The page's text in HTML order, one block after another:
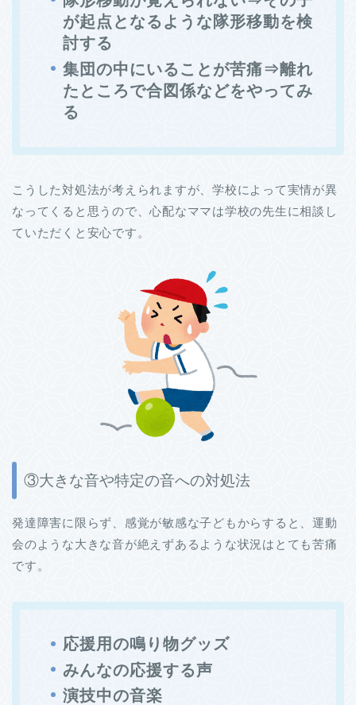
が起点となるような隊形移動を検
討する
集団の中にいることが苦痛⇒離れ
たところで合図係などをやってみ
る
こうした対処法が考えられますが、学校によって実情が異
なってくると思うので、心配なママは学校の先生に相談し
ていただくと安心です。
③大きな音や特定の音への対処法
発達障害に限らず、感覚が敏感な子どもからすると、運動
会のような大きな音が絶えずあるような状況はとても苦痛
です。
応援用の鳴り物グッズ
みんなの応援する声
演技中の音楽